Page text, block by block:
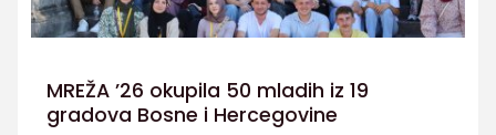
MREŽA ’26 okupila 50 mladih iz 19
gradova Bosne i Hercegovine